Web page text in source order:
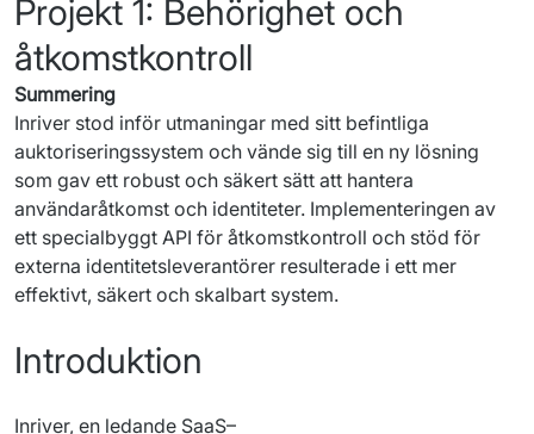
Projekt 1: Behörighet och
åtkomstkontroll
Summering
Inriver stod inför utmaningar med sitt befintliga
auktoriseringssystem och vände sig till en ny lösning
som gav ett robust och säkert sätt att hantera
användaråtkomst och identiteter. Implementeringen
ett specialbyggt API för åtkomstkontroll och stöd för
externa identitetsleverantörer resulterade i ett mer
effektivt, säkert och skalbart system.
Introduktion
Inriver, en ledande SaaS–